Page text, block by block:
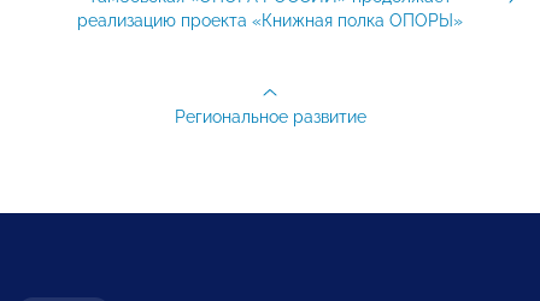
реализацию проекта «Книжная полка ОПОРЫ»
Региональное развитие